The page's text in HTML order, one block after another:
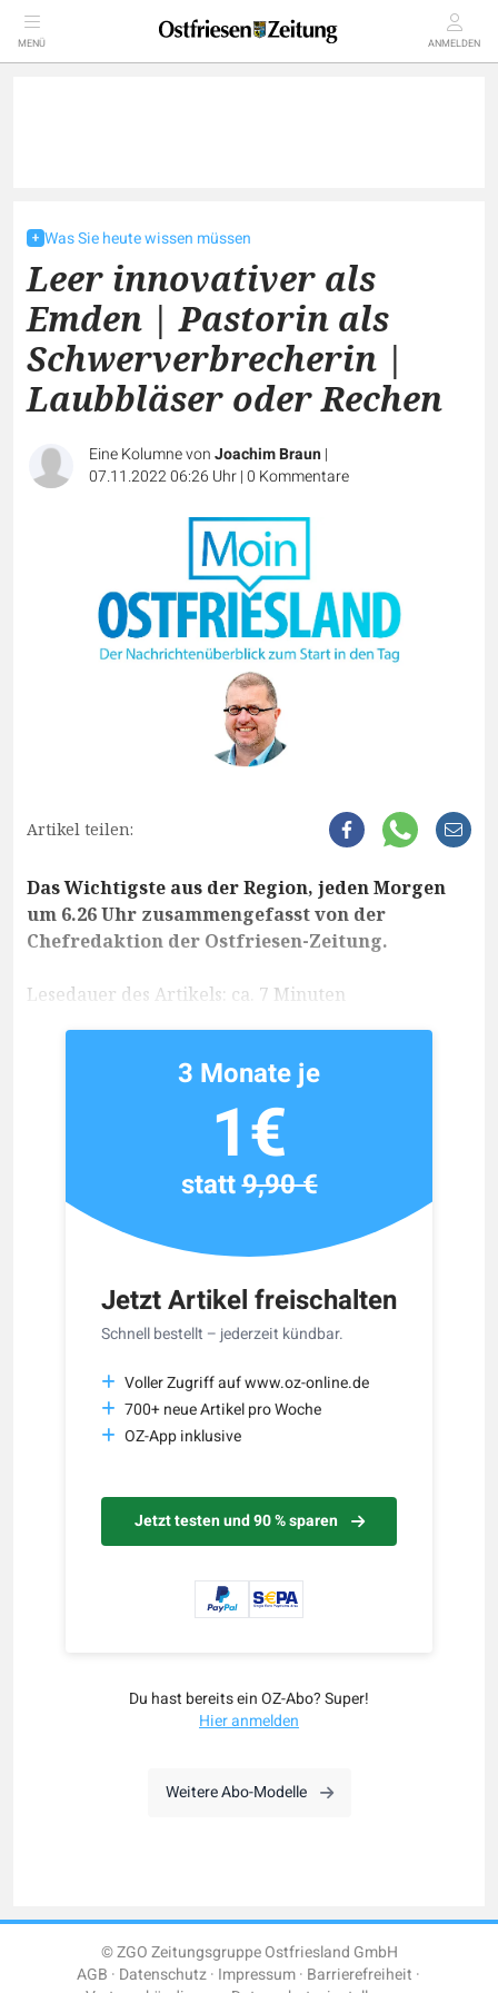
MENÜ ANMELDEN
Was Sie heute wissen müssen
Leer innovativer als
Emden | Pastorin als
Schwerverbrecherin |
Laubbläser oder Rechen
Eine Kolumne vonJoachim Braun|
07.11.2022 06:26 Uhr|0 Kommentare
Artikel teilen:
Das Wichtigste aus der Region, jeden Morgen
um 6.26 Uhr zusammengefasst von der
Chefredaktion der Ostfriesen-Zeitung.
Lesedauer des Artikels: ca. 7 Minuten
Jetzt Artikel freischalten
Schnell bestellt – jederzeit kündbar.
Voller Zugriff auf www.oz-online.de
700+ neue Artikel pro Woche
OZ-App inklusive
Jetzt testen und 90 % sparen
3 Monate je
1€
statt9,90 €
Du hast bereits ein OZ-Abo? Super!
Hier anmelden
Weitere Abo-Modelle
© ZGO Zeitungsgruppe Ostfriesland GmbH
AGB Datenschutz Impressum Barrierefreiheit